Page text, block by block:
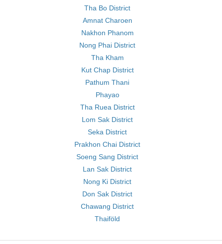
Tha Bo District
Amnat Charoen
Nakhon Phanom
Nong Phai District
Tha Kham
Kut Chap District
Pathum Thani
Phayao
Tha Ruea District
Lom Sak District
Seka District
Prakhon Chai District
Soeng Sang District
Lan Sak District
Nong Ki District
Don Sak District
Chawang District
Thaiföld